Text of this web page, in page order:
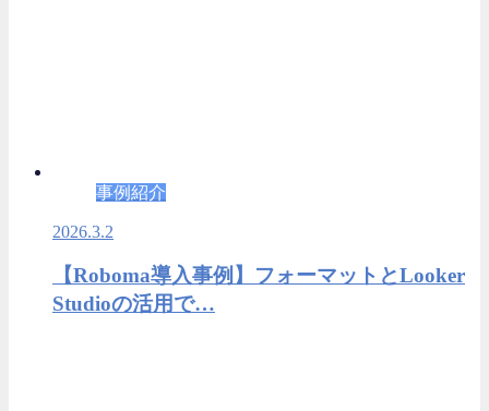
事例紹介
2026.3.2
【Roboma導入事例】フォーマットとLooker
Studioの活用で…